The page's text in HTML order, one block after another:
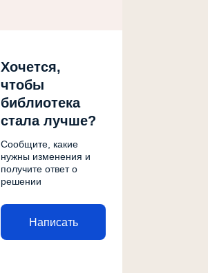
Хочется,
чтобы
библиотека
стала лучше?
Сообщите, какие
нужны изменения и
получите ответ о
решении
Написать